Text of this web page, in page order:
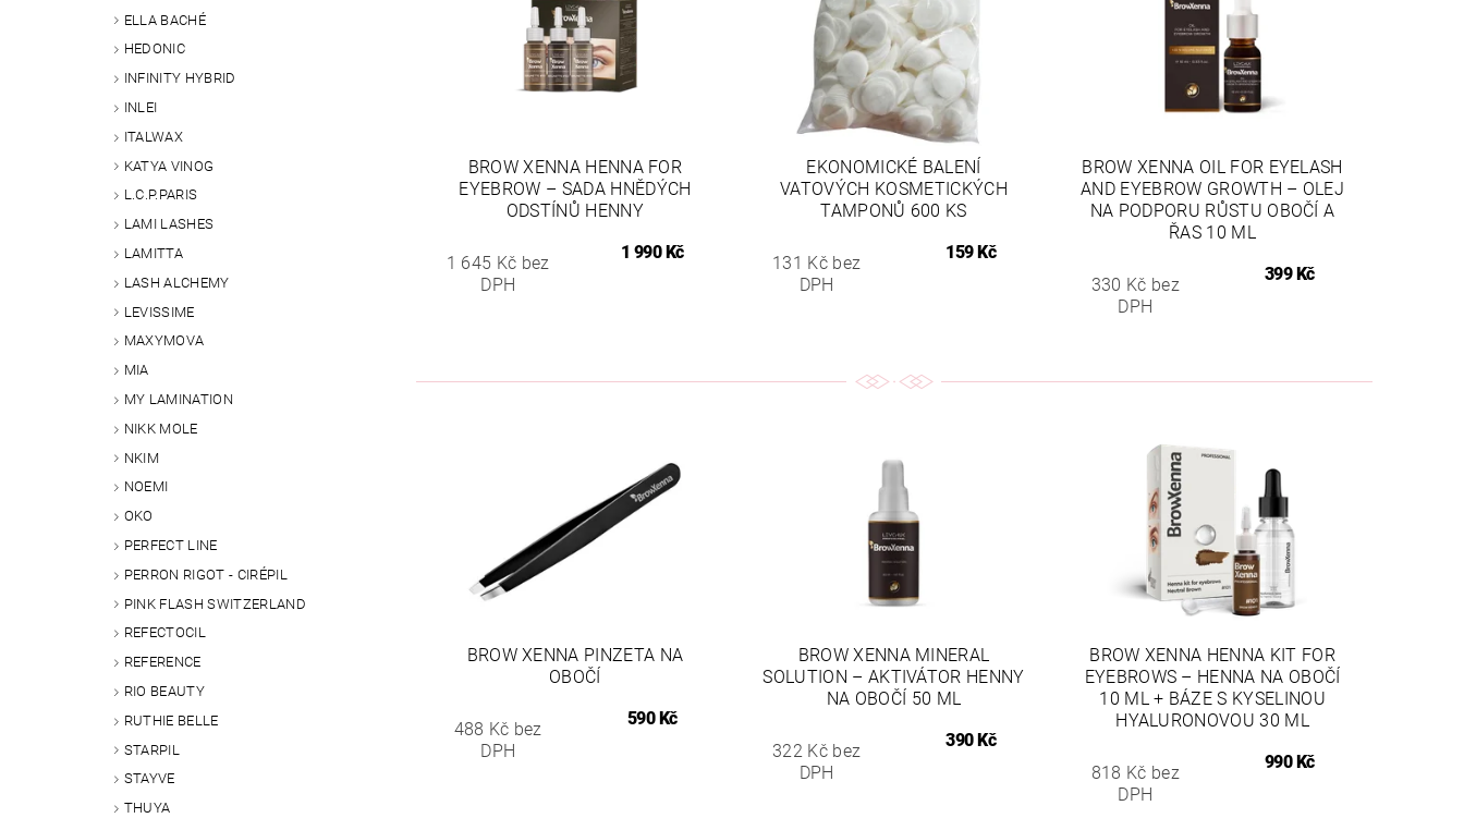
ELLA BACHÉ
HEDONIC
INFINITY HYBRID
INLEI
ITALWAX
KATYA VINOG
L.C.P.PARIS
LAMI LASHES
LAMITTA
LASH ALCHEMY
LEVISSIME
MAXYMOVA
MIA
MY LAMINATION
NIKK MOLE
NKIM
NOEMI
OKO
PERFECT LINE
PERRON RIGOT - CIRÉPIL
PINK FLASH SWITZERLAND
REFECTOCIL
REFERENCE
RIO BEAUTY
RUTHIE BELLE
STARPIL
STAYVE
THUYA
BROW XENNA HENNA FOR
EYEBROW – SADA HNĚDÝCH
ODSTÍNŮ HENNY
1 645 Kč bez
DPH
1 990 Kč
EKONOMICKÉ BALENÍ
VATOVÝCH KOSMETICKÝCH
TAMPONŮ 600 KS
131 Kč bez
DPH
159 Kč
BROW XENNA OIL FOR EYELASH
AND EYEBROW GROWTH – OLEJ
NA PODPORU RŮSTU OBOČÍ A
ŘAS 10 ML
330 Kč bez
DPH
399 Kč
BROW XENNA PINZETA NA
OBOČÍ
488 Kč bez
DPH
590 Kč
BROW XENNA MINERAL
SOLUTION – AKTIVÁTOR HENNY
NA OBOČÍ 50 ML
322 Kč bez
DPH
390 Kč
BROW XENNA HENNA KIT FOR
EYEBROWS – HENNA NA OBOČÍ
10 ML + BÁZE S KYSELINOU
HYALURONOVOU 30 ML
818 Kč bez
DPH
990 Kč